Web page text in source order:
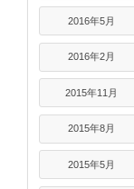
2016年5月
2016年2月
2015年11月
2015年8月
2015年5月